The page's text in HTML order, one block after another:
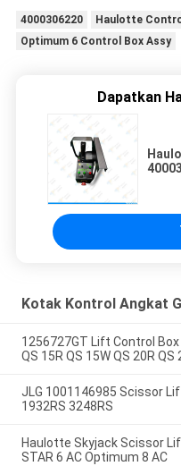
4000306220
Haulotte
Optimum 6 Control Box Assy
Dapatkan
Kotak Kontrol Angkat
1256727GT Lift Control
QS 15R QS 15W QS 20R QS
JLG 1001146985 Scissor
1932RS 3248RS
Haulotte Skyjack Scissor
STAR 6 AC Optimum 8 AC